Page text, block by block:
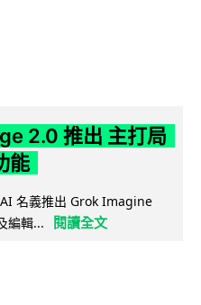
2.0 推出 主打局
能
名義推出 Grok Imagine
編輯...
閱讀全文